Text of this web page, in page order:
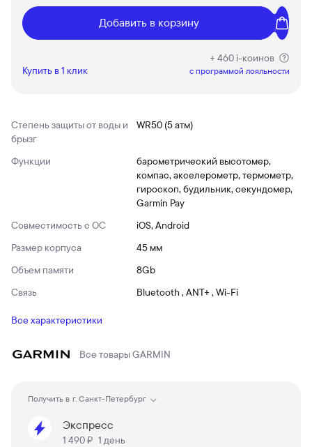
Добавить в корзину
Купить в 1 клик
+ 460 i-коинов
c программой лояльности
Степень защиты от воды и
брызг
WR50 (5 атм)
Функции
барометрический высотомер,
компас, акселерометр, термометр,
гироскоп, будильник, секундомер,
Garmin Pay
Совместимость с ОС
iOS, Android
Размер корпуса
45 мм
Объем памяти
8Gb
Связь
Bluetooth , ANT+ , Wi-Fi
Все характеристики
Все товарыGARMIN
Получить в г. Санкт-Петербург
Экспресс
1 490 ₽ 1 день